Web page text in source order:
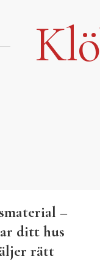
–
ditt hus
rätt